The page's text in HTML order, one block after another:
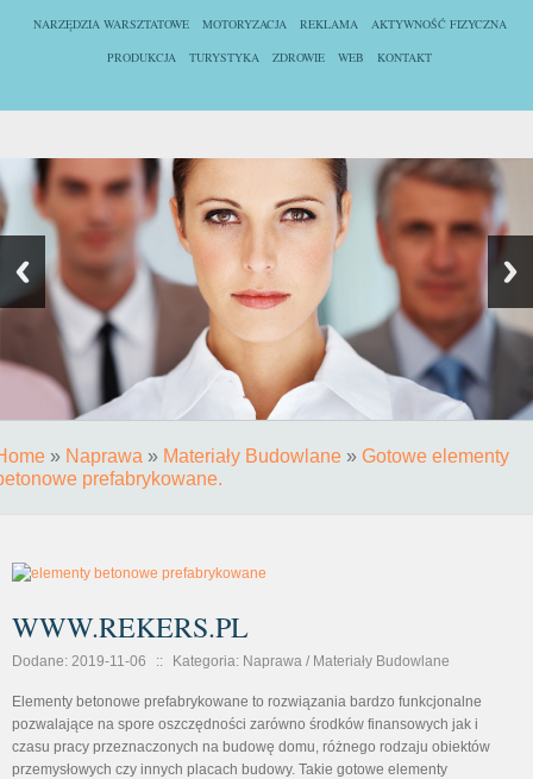
NARZĘDZIA WARSZTATOWE
MOTORYZACJA REKLAMA
AKTYWNOŚĆ FIZYCZNA
PRODUKCJA
TURYSTYKA ZDROWIE WEB KONTAKT
» Naprawa » Materiały Budowlane » Gotowe elementy
prefabrykowane.
WWW.REKERS.PL
Dodane: 2019-11-06 :: Kategoria: Naprawa / Materiały Budowlane
Elementy betonowe prefabrykowane to rozwiązania bardzo funkcjonalne
pozwalające na spore oszczędności zarówno środków finansowych jak i
czasu pracy przeznaczonych na budowę domu, różnego rodzaju obiektów
przemysłowych czy innych placach budowy. Takie gotowe elementy